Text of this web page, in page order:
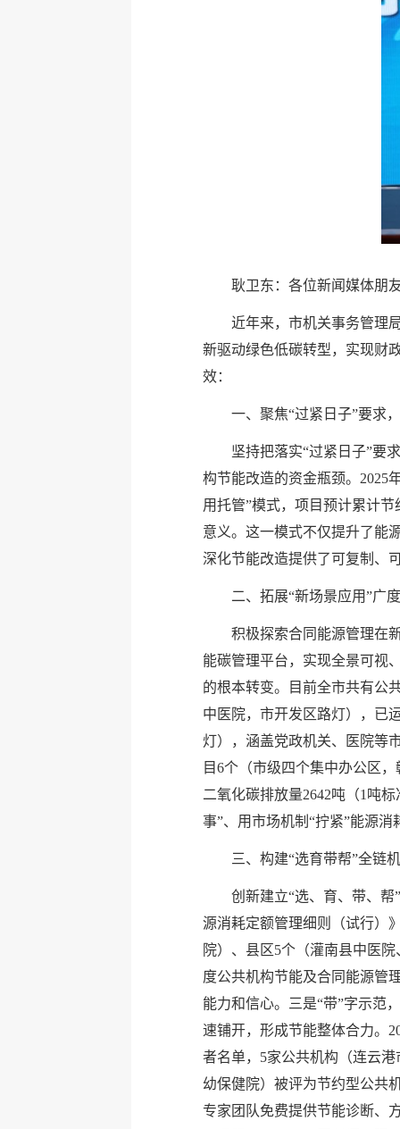
耿卫东：各位新闻媒体朋
近年来，市机关事务管理
新驱动绿色低碳转型，实现财
效：
一、聚焦“过紧日子”要求
坚持把落实“过紧日子”要
构节能改造的资金瓶颈。2025
用托管”模式，项目预计累计
意义。这一模式不仅提升了能
深化节能改造提供了可复制、
二、拓展“新场景应用”广
积极探索合同能源管理在
能碳管理平台，实现全景可视
的根本转变。目前全市共有公
中医院，市开发区路灯），已
灯），涵盖党政机关、医院等
目6个（市级四个集中办公区
二氧化碳排放量2642吨（1吨
事”、用市场机制“拧紧”能源消
三、构建“选育带帮”全链
创新建立“选、育、带、
源消耗定额管理细则（试行）
院）、县区5个（灌南县中医
度公共机构节能及合同能源管
能力和信心。三是“带”字示范
速铺开，形成节能整体合力。
者名单，5家公共机构（连云
幼保健院）被评为节约型公共
专家团队免费提供节能诊断、